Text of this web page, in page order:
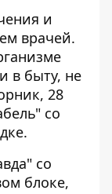
и
врачей.
в быту, не
28
со
со
блоке,